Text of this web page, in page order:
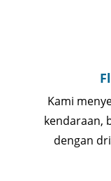
Kami
kendaraan,
dengan